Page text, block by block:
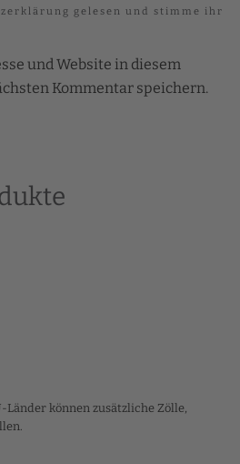
gelesen und stimme ihr
und Website in diesem
Kommentar speichern.
können zusätzliche Zölle,